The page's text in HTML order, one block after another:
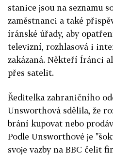
stanice jsou na seznamu
zaměstnanci a také
íránské úřady, aby
televizní, rozhlasová i
zakázaná. Někteří Íránci
přes satelit.
Ředitelka zahraničního
Unsworthová sdělila, že
brání kupovat nebo
Podle Unsworthové je
svoje vazby na BBC čelit